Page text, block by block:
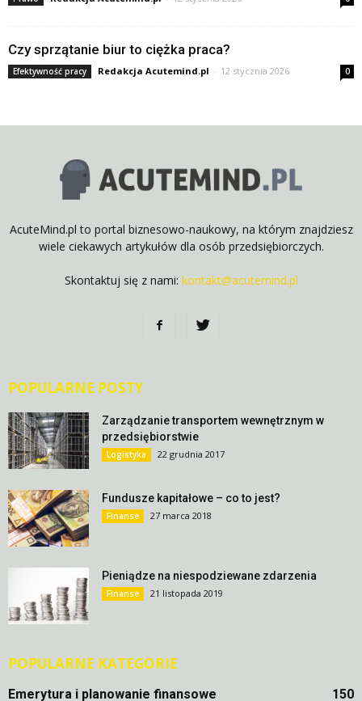
Czy sprzątanie biur to ciężka praca?
Efektywność pracy Redakcja Acutemind.pl - 12 stycznia 2026 0
AcuteMind.pl to portal biznesowo-naukowy, na którym znajdziesz
wiele ciekawych artykułów dla osób przedsiębiorczych.
Skontaktuj się z nami: kontakt@acutemind.pl
POPULARNE POSTY
Zarządzanie transportem wewnętrznym w
przedsiębiorstwie
Logistyka 22 grudnia 2017
Fundusze kapitałowe – co to jest?
Finanse 27 marca 2018
Pieniądze na niespodziewane zdarzenia
Finanse 21 listopada 2019
POPULARNE KATEGORIE
Emerytura i planowanie finansowe 150